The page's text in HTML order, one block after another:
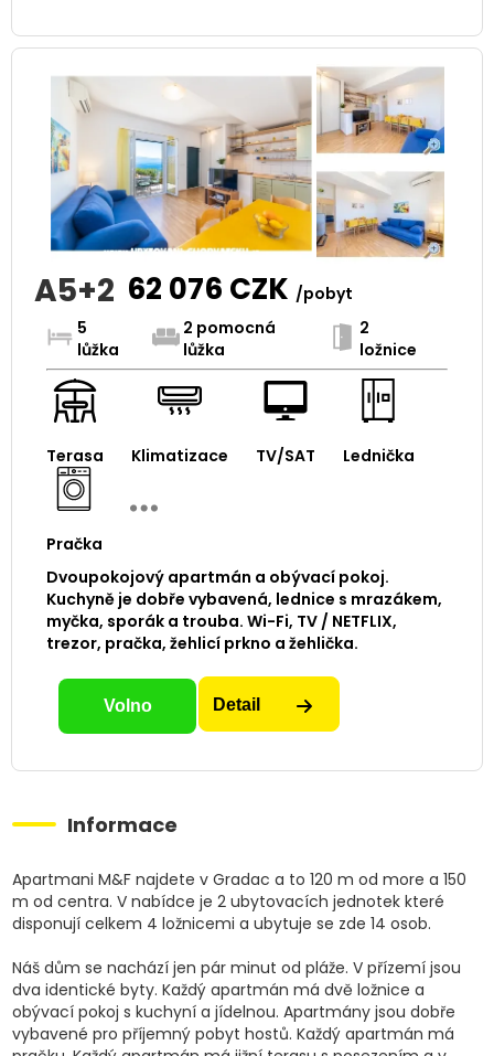
A5+2 62 076 CZK /pobyt
5
lůžka
2 pomocná
lůžka
2
ložnice
Terasa Klimatizace TV/SAT Lednička
Pračka
Dvoupokojový apartmán a obývací pokoj.
Kuchyně je dobře vybavená, lednice s mrazákem,
myčka, sporák a trouba. Wi-Fi, TV / NETFLIX,
trezor, pračka, žehlicí prkno a žehlička.
Volno Detail
Informace
Apartmani M&F najdete v Gradac a to 120 m od more a 150
m od centra. V nabídce je 2 ubytovacích jednotek které
disponují celkem 4 ložnicemi a ubytuje se zde 14 osob.
Náš dům se nachází jen pár minut od pláže. V přízemí jsou
dva identické byty. Každý apartmán má dvě ložnice a
obývací pokoj s kuchyní a jídelnou. Apartmány jsou dobře
vybavené pro příjemný pobyt hostů. Každý apartmán má